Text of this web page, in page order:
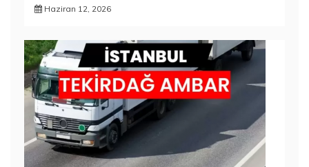
Haziran 12, 2026